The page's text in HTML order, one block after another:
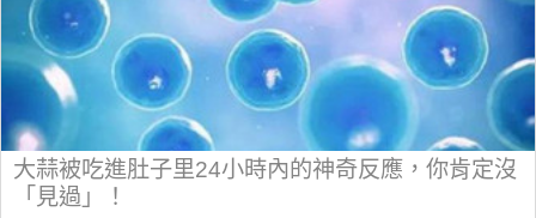
大蒜被吃進肚子里24小時內的神奇反應，你肯定沒
「見過」！